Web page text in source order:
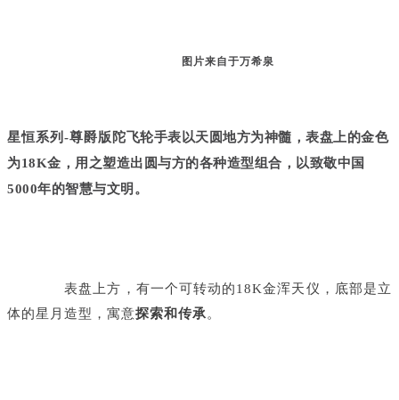
图片来自于万希泉
星恒系列-尊爵版 陀飞轮手表以天圆地方为神髓，表盘上的金色
为18K金，用之塑造出圆与方的各种造型组合，以致敬中国
5000年的智慧与文明 。
表盘上方，有一个可转动的18K金浑天仪，底部是立
体的星月造型，寓意探索和传承。